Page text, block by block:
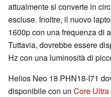
attualmente si converte in
escluse. Inoltre, il nuovo
1600p con una frequenza di
Tuttavia, dovrebbe essere
Hz con una luminosità di
Helios Neo 18 PHN18-I71
disponibile con un Core